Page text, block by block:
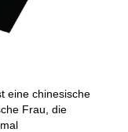
eine chinesische
Frau, die